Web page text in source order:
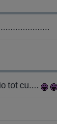
tot cu....